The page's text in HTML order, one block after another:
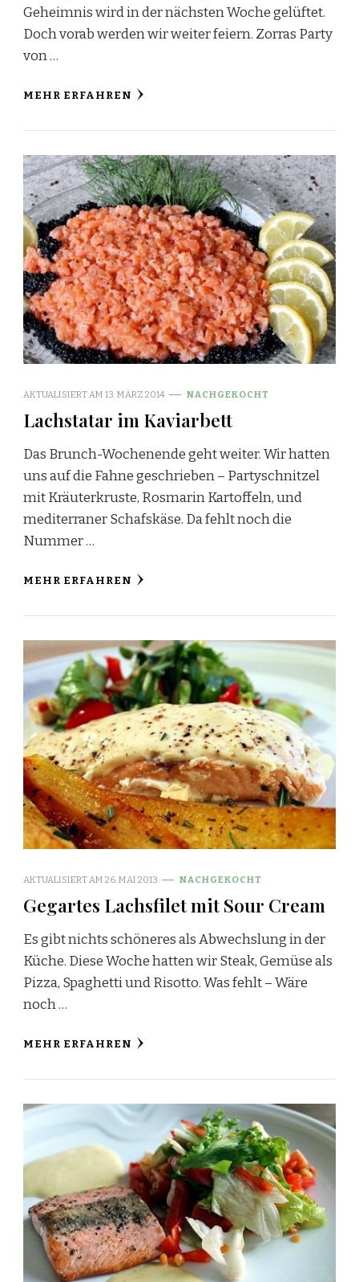
Geheimnis wird in der nächsten Woche gelüftet.
Doch vorab werden wir weiter feiern. Zorras Party
von …
MEHR ERFAHREN
AKTUALISIERT AM 13. MÄRZ 2014 NACHGEKOCHT
Lachstatar im Kaviarbett
Das Brunch-Wochenende geht weiter. Wir hatten
uns auf die Fahne geschrieben – Partyschnitzel
mit Kräuterkruste, Rosmarin Kartoffeln, und
mediterraner Schafskäse. Da fehlt noch die
Nummer …
MEHR ERFAHREN
AKTUALISIERT AM 26. MAI 2013 NACHGEKOCHT
Gegartes Lachsfilet mit Sour Cream
Es gibt nichts schöneres als Abwechslung in der
Küche. Diese Woche hatten wir Steak, Gemüse als
Pizza, Spaghetti und Risotto. Was fehlt – Wäre
noch …
MEHR ERFAHREN